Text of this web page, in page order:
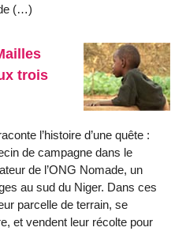
(…)
trois
l’histoire d’une quête :
de campagne dans le
de l’ONG Nomade, un
au sud du Niger. Dans ces
parcelle de terrain, se
et vendent leur récolte pour